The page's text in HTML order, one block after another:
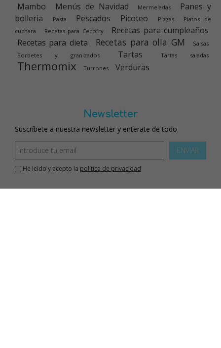
Mambo Menús de Navidad Mermeladas
Panes y
bolleria
Pasta Pescados Picoteo Pizzas
Platos de
cuchara
Recetas para Cecofry
Recetas para cumpleaños
Recetas para dieta
Recetas para olla GM
Salsas
Sorbetes y granizados
Tartas Tartas saladas
Thermomix Turrones Verduras
Newsletter
Suscríbete a nuestra newsletter y enterate de todo
ENVIAR
He leído y acepto la política de privacidad